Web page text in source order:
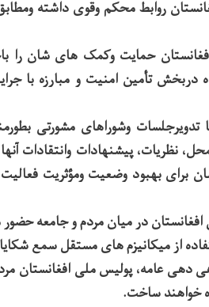
روابط محکم وقوی داشته
حمایت وکمک های شان را
دربخش تأمین امنیت و مبارزه با
وشوراهای مشورتی
نظریات، پیشنهادات وانتقادات
برای بهبود وضعیت ومؤثریت
افغانستان در میان مردم و جامعه
از میکانیزم های مستقل سمع
دهی عامه، پولیس ملی افغانستان
خواهند ساخت.